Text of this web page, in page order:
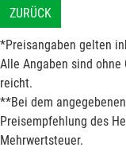
ZURÜCK
*Preisangaben gelten
Alle Angaben sind ohne
reicht.
**Bei dem
Preisempfehlung des
Mehrwertsteuer.